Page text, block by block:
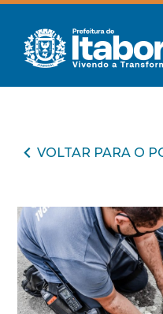
VOLTAR PARA O